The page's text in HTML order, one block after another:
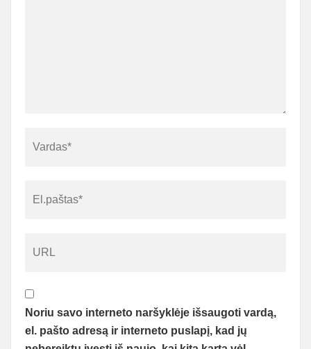
Noriu savo interneto naršyklėje išsaugoti vardą,
el. pašto adresą ir interneto puslapį, kad jų